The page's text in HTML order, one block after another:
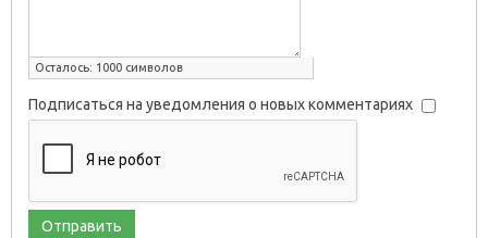
Осталось: 1000 символов
Подписаться на уведомления о новых комментариях
Отправить